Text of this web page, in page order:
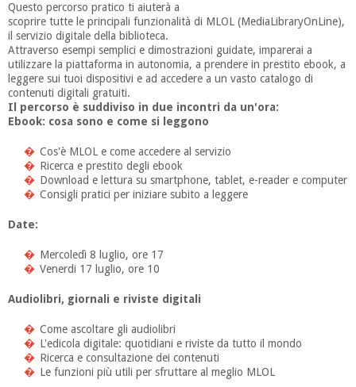
Questo percorso pratico ti aiuterà a
scoprire tutte le principali funzionalità di MLOL (MediaLibraryOnLine),
il servizio digitale della biblioteca.
Attraverso esempi semplici e dimostrazioni guidate, imparerai a
utilizzare la piattaforma in autonomia, a prendere in prestito ebook, a
leggere sui tuoi dispositivi e ad accedere a un vasto catalogo di
contenuti digitali gratuiti.
Il percorso è suddiviso in due incontri da un'ora:
Ebook: cosa sono e come si leggono
Cos'è MLOL e come accedere al servizio
Ricerca e prestito degli ebook
Download e lettura su smartphone, tablet, e-reader e computer
Consigli pratici per iniziare subito a leggere
Date:
Mercoledì 8 luglio, ore 17
Venerdi 17 luglio, ore 10
Audiolibri, giornali e riviste digitali
Come ascoltare gli audiolibri
L'edicola digitale: quotidiani e riviste da tutto il mondo
Ricerca e consultazione dei contenuti
Le funzioni più utili per sfruttare al meglio MLOL